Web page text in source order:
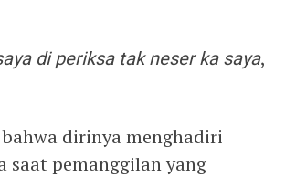
di periksa tak neser ka saya,
dirinya menghadiri
saat pemanggilan yang